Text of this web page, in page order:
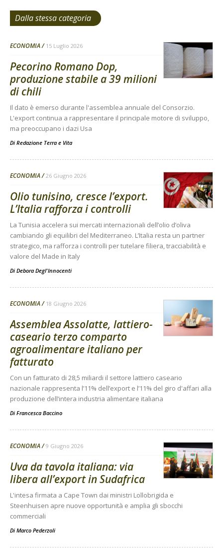
Dalla stessa categoria
ECONOMIA 15 Luglio 2026
Pecorino Romano Dop,
produzione stabile a 39 milioni
di chili
Il dato è emerso durante l'assemblea annuale del Consorzio.
L'export continua a rappresentare il principale motore di sviluppo,
ma preoccupano i dazi Usa
Di Redazione Terra e Vita
ECONOMIA 26 Giugno 2026
Olio tunisino, cresce l’export.
L’Italia rafforza i controlli
La Tunisia accelera sui mercati internazionali dell’olio d’oliva
cambiando gli equilibri del Mediterraneo. L’Italia resta un partner
strategico, ma rafforza i controlli per tutelare filiera, tracciabilità e
valore del Made in Italy
Di Debora Degl'Innocenti
ECONOMIA 18 Giugno 2026
Assemblea Assolatte, lattiero-
caseario terzo comparto
agroalimentare italiano per
fatturato
Con un fatturato di 28,5 miliardi il settore lattiero caseario
nazionale rappresenta l’11% dell’export e l’11% del giro d'affari alla
produzione dell’intera industria alimentare italiana
Di Francesca Baccino
ECONOMIA 9 Giugno 2026
Uva da tavola italiana: via
libera all’export in Sudafrica
L'intesa firmata a Cape Town dai ministri Lollobrigida e
Steenhuisen apre nuove opportunità e amplia gli sbocchi
commerciali
Di Marco Pederzoli